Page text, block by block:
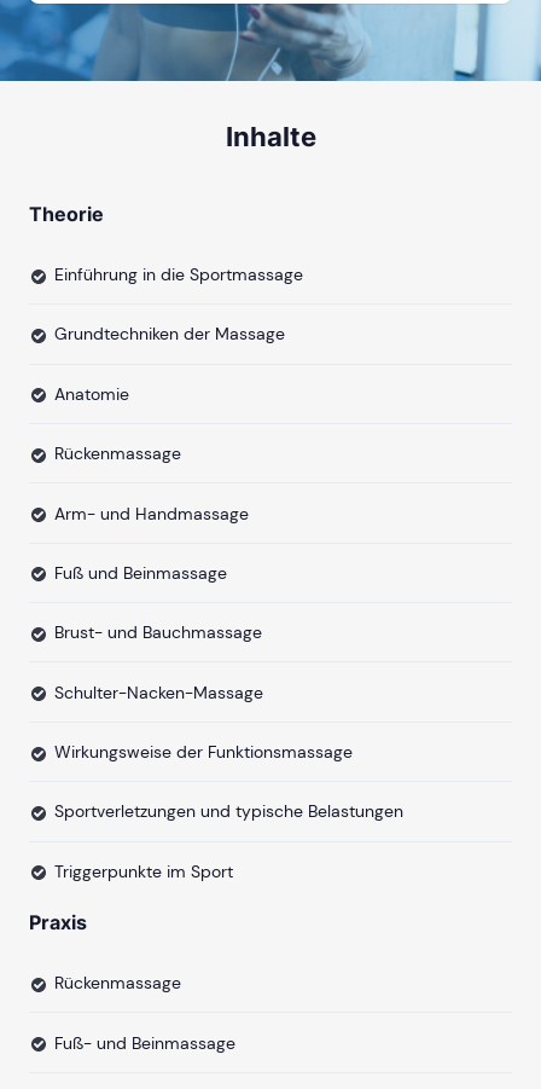
Inhalte
Theorie
Einführung in die Sportmassage
Grundtechniken der Massage
Anatomie
Rückenmassage
Arm- und Handmassage
Fuß und Beinmassage
Brust- und Bauchmassage
Schulter-Nacken-Massage
Wirkungsweise der Funktionsmassage
Sportverletzungen und typische Belastungen
Triggerpunkte im Sport
Praxis
Rückenmassage
Fuß- und Beinmassage